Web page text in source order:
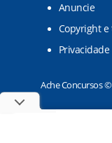
Anuncie
Copyright e
Privacidade
Ache Concursos